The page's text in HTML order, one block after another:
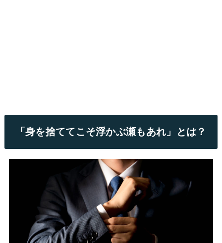
「身を捨ててこそ浮かぶ瀬もあれ」とは？